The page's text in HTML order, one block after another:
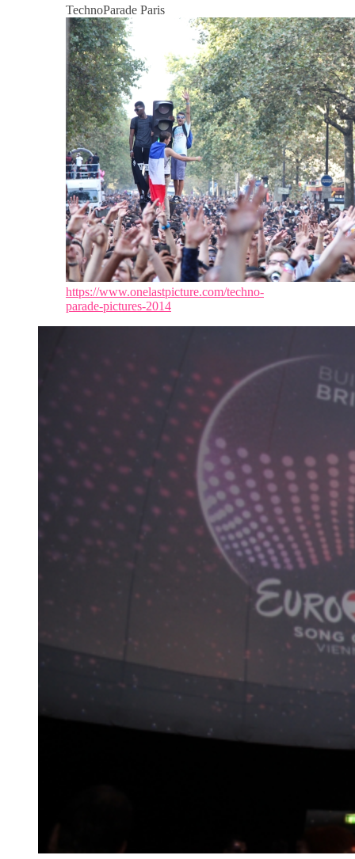
TechnoParade Paris
https://www.onelastpicture.com/techno-
parade-pictures-2014